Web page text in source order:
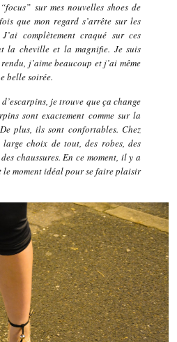
sur mes nouvelles shoes de
que mon regard s’arrête sur les
complètement craqué sur ces
la cheville et la magnifie. Je suis
j’aime beaucoup et j’ai même
belle soirée.
je trouve que ça change
sont exactement comme sur la
plus, ils sont confortables. Chez
choix de tout, des robes, des
chaussures. En ce moment, il y a
le moment idéal pour se faire plaisir